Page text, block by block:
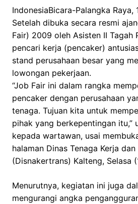
IndonesiaBicara-Palangka Raya,
Setelah dibuka secara resmi
Fair) 2009 oleh Asisten II Tagah
pencari kerja (pencaker)
stand perusahaan besar yang
lowongan pekerjaan.
“Job Fair ini dalam rangka
pencaker dengan perusahaan
tenaga. Tujuan kita untuk
pihak yang berkepentingan itu,”
kepada wartawan, usai
halaman Dinas Tenaga Kerja
(Disnakertrans) Kalteng, Selasa
Menurutnya, kegiatan ini juga
mengurangi angka